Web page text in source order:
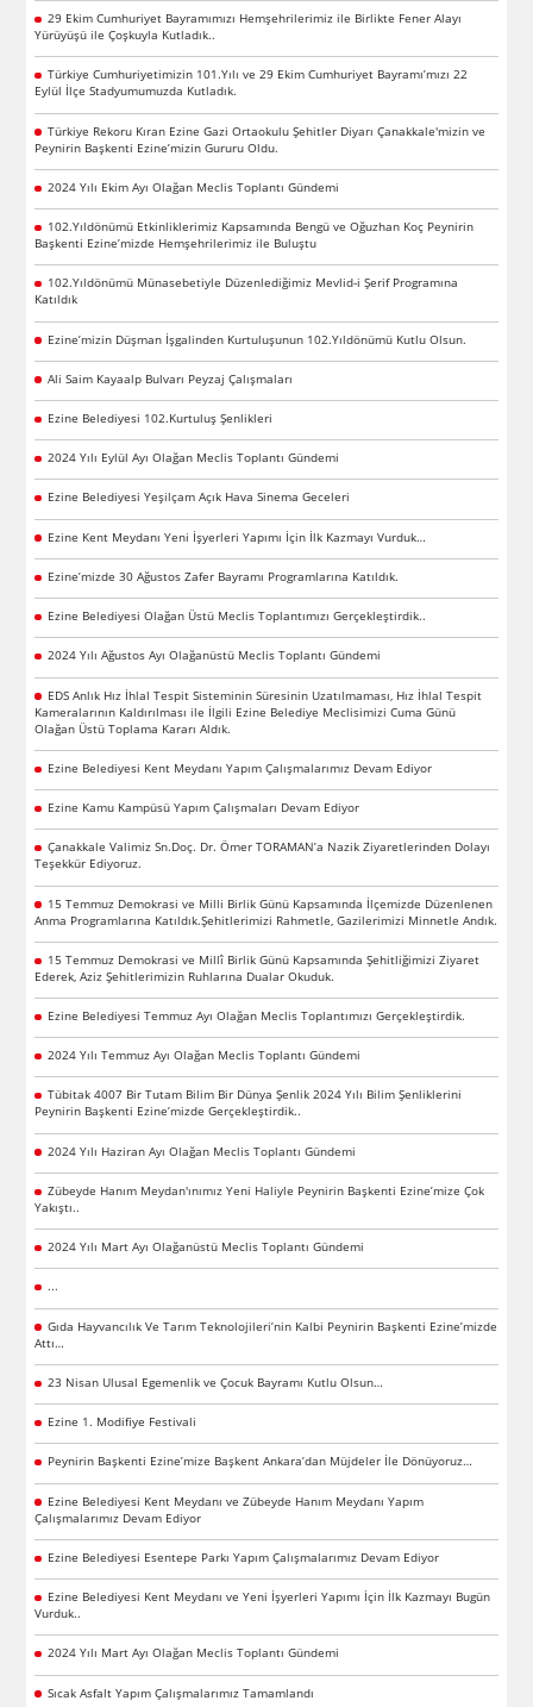
29 Ekim Cumhuriyet Bayramımızı Hemşehrilerimiz ile Birlikte Fener Alayı
Yürüyüşü ile Çoşkuyla Kutladık..
Türkiye Cumhuriyetimizin 101.Yılı ve 29 Ekim Cumhuriyet Bayramı’mızı 22
Eylül İlçe Stadyumumuzda Kutladık.
Türkiye Rekoru Kıran Ezine Gazi Ortaokulu Şehitler Diyarı Çanakkale'mizin ve
Peynirin Başkenti Ezine’mizin Gururu Oldu.
2024 Yılı Ekim Ayı Olağan Meclis Toplantı Gündemi
102.Yıldönümü Etkinliklerimiz Kapsamında Bengü ve Oğuzhan Koç Peynirin
Başkenti Ezine’mizde Hemşehrilerimiz ile Buluştu
102.Yıldönümü Münasebetiyle Düzenlediğimiz Mevlid-i Şerif Programına
Katıldık
Ezine’mizin Düşman İşgalinden Kurtuluşunun 102.Yıldönümü Kutlu Olsun.
Ali Saim Kayaalp Bulvarı Peyzaj Çalışmaları
Ezine Belediyesi 102.Kurtuluş Şenlikleri
2024 Yılı Eylül Ayı Olağan Meclis Toplantı Gündemi
Ezine Belediyesi Yeşilçam Açık Hava Sinema Geceleri
Ezine Kent Meydanı Yeni İşyerleri Yapımı İçin İlk Kazmayı Vurduk…
Ezine’mizde 30 Ağustos Zafer Bayramı Programlarına Katıldık.
Ezine Belediyesi Olağan Üstü Meclis Toplantımızı Gerçekleştirdik..
2024 Yılı Ağustos Ayı Olağanüstü Meclis Toplantı Gündemi
EDS Anlık Hız İhlal Tespit Sisteminin Süresinin Uzatılmaması, Hız İhlal Tespit
Kameralarının Kaldırılması ile İlgili Ezine Belediye Meclisimizi Cuma Günü
Olağan Üstü Toplama Kararı Aldık.
Ezine Belediyesi Kent Meydanı Yapım Çalışmalarımız Devam Ediyor
Ezine Kamu Kampüsü Yapım Çalışmaları Devam Ediyor
Çanakkale Valimiz Sn.Doç. Dr. Ömer TORAMAN’a Nazik Ziyaretlerinden Dolayı
Teşekkür Ediyoruz.
15 Temmuz Demokrasi ve Milli Birlik Günü Kapsamında İlçemizde Düzenlenen
Anma Programlarına Katıldık.Şehitlerimizi Rahmetle, Gazilerimizi Minnetle Andık.
15 Temmuz Demokrasi ve Millî Birlik Günü Kapsamında Şehitliğimizi Ziyaret
Ederek, Aziz Şehitlerimizin Ruhlarına Dualar Okuduk.
Ezine Belediyesi Temmuz Ayı Olağan Meclis Toplantımızı Gerçekleştirdik.
2024 Yılı Temmuz Ayı Olağan Meclis Toplantı Gündemi
Tübitak 4007 Bir Tutam Bilim Bir Dünya Şenlik 2024 Yılı Bilim Şenliklerini
Peynirin Başkenti Ezine’mizde Gerçekleştirdik..
2024 Yılı Haziran Ayı Olağan Meclis Toplantı Gündemi
Zübeyde Hanım Meydan'ınımız Yeni Haliyle Peynirin Başkenti Ezine’mize Çok
Yakıştı..
2024 Yılı Mart Ayı Olağanüstü Meclis Toplantı Gündemi
...
Gıda Hayvancılık Ve Tarım Teknolojileri’nin Kalbi Peynirin Başkenti Ezine’mizde
Attı…
23 Nisan Ulusal Egemenlik ve Çocuk Bayramı Kutlu Olsun…
Ezine 1. Modifiye Festivali
Peynirin Başkenti Ezine’mize Başkent Ankara’dan Müjdeler İle Dönüyoruz…
Ezine Belediyesi Kent Meydanı ve Zübeyde Hanım Meydanı Yapım
Çalışmalarımız Devam Ediyor
Ezine Belediyesi Esentepe Parkı Yapım Çalışmalarımız Devam Ediyor
Ezine Belediyesi Kent Meydanı ve Yeni İşyerleri Yapımı İçin İlk Kazmayı Bugün
Vurduk..
2024 Yılı Mart Ayı Olağan Meclis Toplantı Gündemi
Sıcak Asfalt Yapım Çalışmalarımız Tamamlandı